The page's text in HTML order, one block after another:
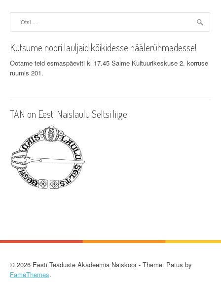
a
v
i
g
a
i
n
Kutsume noori lauljaid kõikidesse häälerühmadesse!
Ootame teid esmaspäeviti kl 17.45 Salme Kultuurikeskuse 2. korruse
ruumis 201.
TAN on Eesti Naislaulu Seltsi liige
© 2026 Eesti Teaduste Akadeemia Naiskoor - Theme: Patus by
FameThemes.